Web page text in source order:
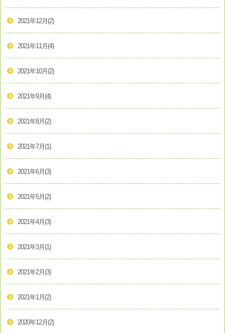
2021年12月 (2)
2021年11月 (4)
2021年10月 (2)
2021年9月 (4)
2021年8月 (2)
2021年7月 (1)
2021年6月 (3)
2021年5月 (2)
2021年4月 (3)
2021年3月 (1)
2021年2月 (3)
2021年1月 (2)
2020年12月 (2)